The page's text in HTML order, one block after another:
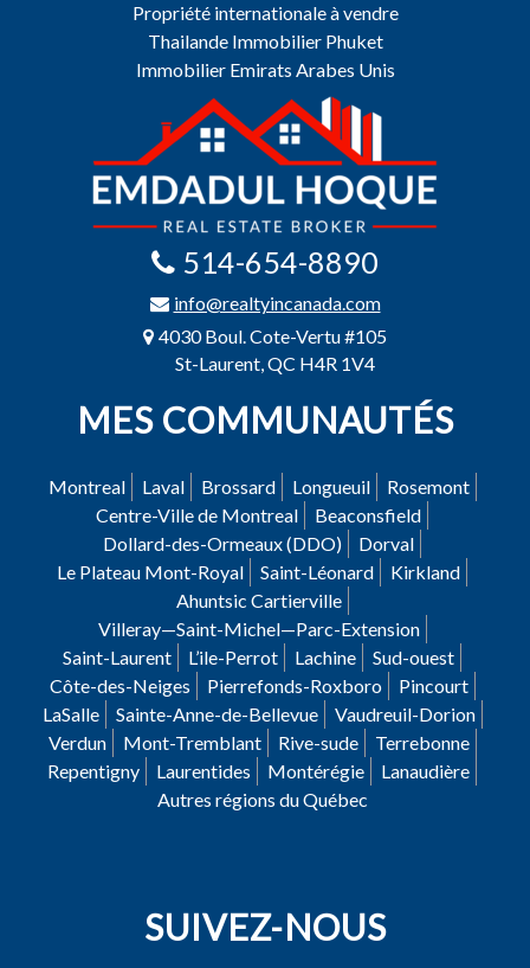
Propriété internationale à vendre
Thailande Immobilier Phuket
Immobilier Emirats Arabes Unis
514-654-8890
info@realtyincanada.com
4030 Boul. Cote-Vertu #105
St-Laurent, QC H4R 1V4
MES COMMUNAUTÉS
Montreal Laval Brossard Longueuil
Rosemont
Centre-Ville de Montreal
Beaconsfield
Dollard-des-Ormeaux (DDO)
Dorval
Le Plateau Mont-Royal
Saint-Léonard
Kirkland
Ahuntsic Cartierville
Villeray—Saint-Michel—Parc-Extension
Saint-Laurent
L’ile-Perrot Lachine
Sud-ouest
Côte-des-Neiges
Pierrefonds-Roxboro
Pincourt
LaSalle
Sainte-Anne-de-Bellevue
Vaudreuil-Dorion
Verdun
Mont-Tremblant Rive-sude
Terrebonne
Repentigny
Laurentides Montérégie
Lanaudière
Autres régions du Québec
SUIVEZ-NOUS